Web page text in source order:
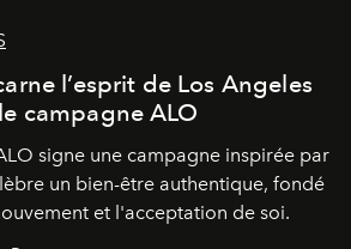
l’esprit de Los Angeles
campagne ALO
signe une campagne inspirée par
un bien-être authentique, fondé
et l'acceptation de soi.